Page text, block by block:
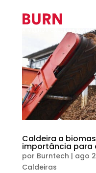
Caldeira a
importância para
por Burntech | ago
Caldeiras